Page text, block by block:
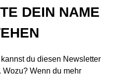
DEIN NAME
du diesen Newsletter
Wozu? Wenn du mehr